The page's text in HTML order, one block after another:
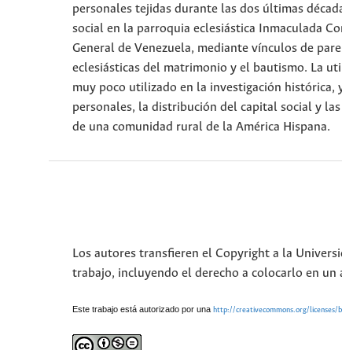
personales tejidas durante las dos últimas
social en la parroquia eclesiástica Inmaculada
General de Venezuela, mediante vínculos de
eclesiásticas del matrimonio y el bautismo. La
muy poco utilizado en la investigación histórica,
personales, la distribución del capital social y
de una comunidad rural de la América Hispana.
Los autores transfieren el Copyright a la
trabajo, incluyendo el derecho a colocarlo en un
Este trabajo está autorizado por una http://creativecommons.org/licenses/